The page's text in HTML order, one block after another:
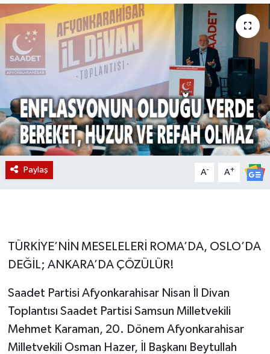
Paylaş A- A+
TÜRKİYE’NİN MESELELERİ ROMA’DA, OSLO’DA
DEĞİL; ANKARA’DA ÇÖZÜLÜR!
Saadet Partisi Afyonkarahisar Nisan İl Divan
Toplantısı Saadet Partisi Samsun Milletvekili
Mehmet Karaman, 20. Dönem Afyonkarahisar
Milletvekili Osman Hazer, İl Başkanı Beytullah
Etkinlikler